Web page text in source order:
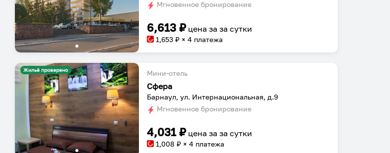
Мгновенное бронирование
6,613 ₽ цена заза сутки
1,653 ₽ × 4 платежа
Жильё проверено Мини-отель
Сфера
Барнаул, ул. Интернациональная, д.9
Мгновенное бронирование
4,031₽ цена заза сутки
1,008 ₽ × 4 платежа